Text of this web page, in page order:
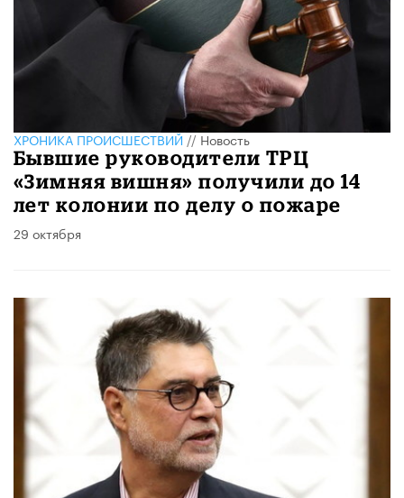
ХРОНИКА ПРОИСШЕСТВИЙ//Новость
Бывшие руководители ТРЦ
«Зимняя вишня» получили до 14
лет колонии по делу о пожаре
29 октября